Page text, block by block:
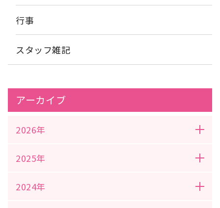
行事
スタッフ雑記
アーカイブ
2026年
2025年
2024年